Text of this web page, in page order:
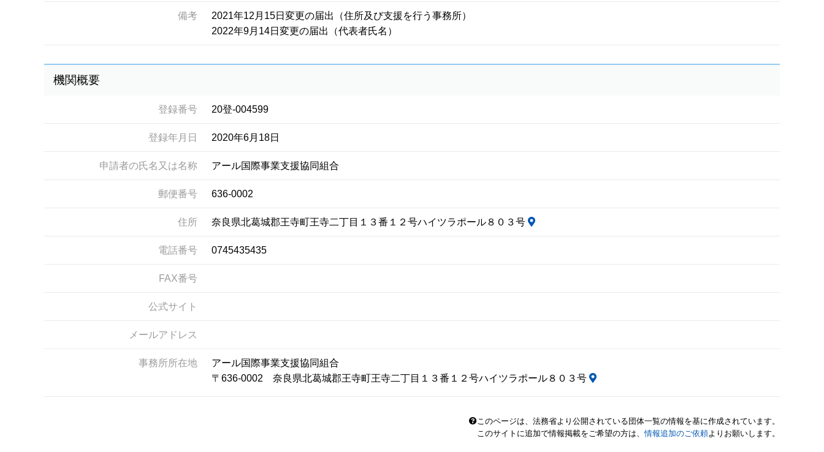
備考
2021年12月15日変更の届出（住所及び支援を行う事務所）
2022年9月14日変更の届出（代表者氏名）
機関概要
登録番号 20登-004599
登録年月日 2020年6月18日
申請者の氏名又は名称 アール国際事業支援協同組合
郵便番号 636-0002
住所 奈良県北葛城郡王寺町王寺二丁目１３番１２号ハイツラポール８０３号
電話番号 0745435435
FAX番号
公式サイト
メールアドレス
事務所所在地
アール国際事業支援協同組合
〒636-0002 奈良県北葛城郡王寺町王寺二丁目１３番１２号ハイツラポール８０３号
このページは、法務省より公開されている団体一覧の情報を基に作成されています。
このサイトに追加で情報掲載をご希望の方は、情報追加のご依頼よりお願いします。